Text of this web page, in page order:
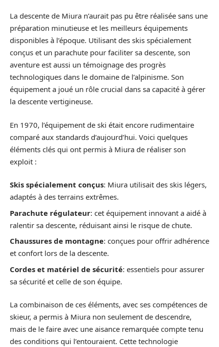
La descente de Miura n’aurait pas pu être réalisée sans une
préparation minutieuse et les meilleurs équipements
disponibles à l’époque. Utilisant des skis spécialement
conçus et un parachute pour faciliter sa descente, son
aventure est aussi un témoignage des progrès
technologiques dans le domaine de l’alpinisme. Son
équipement a joué un rôle crucial dans sa capacité à gérer
la descente vertigineuse.
En 1970, l’équipement de ski était encore rudimentaire
comparé aux standards d’aujourd’hui. Voici quelques
éléments clés qui ont permis à Miura de réaliser son
exploit :
Skis spécialement conçus: Miura utilisait des skis légers,
adaptés à des terrains extrêmes.
Parachute régulateur: cet équipement innovant a aidé à
ralentir sa descente, réduisant ainsi le risque de chute.
Chaussures de montagne: conçues pour offrir adhérence
et confort lors de la descente.
Cordes et matériel de sécurité: essentiels pour assurer
sa sécurité et celle de son équipe.
La combinaison de ces éléments, avec ses compétences de
skieur, a permis à Miura non seulement de descendre,
mais de le faire avec une aisance remarquée compte tenu
des conditions qui l’entouraient. Cette technologie